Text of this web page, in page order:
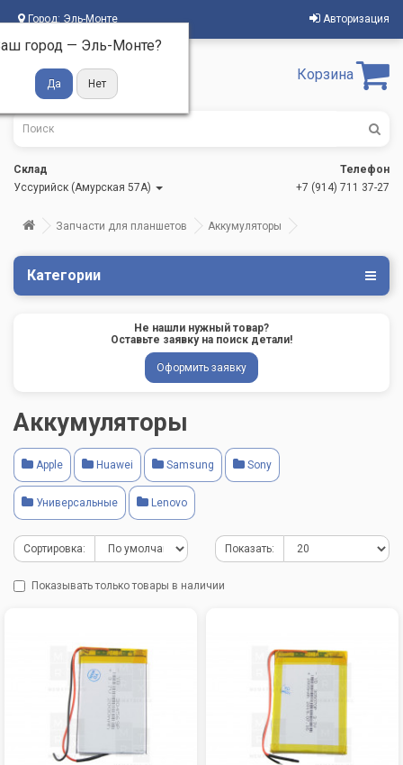
Город: Эль-Монте
город — Эль-Монте?
Авторизация
Корзина
Склад
Уссурийск (Амурская 57А)
Телефон
+7 (914) 711 37-27
Запчасти для планшетов Аккумуляторы
Категории
Не нашли нужный товар?
Оставьте заявку на поиск детали!
Оформить заявку
Аккумуляторы
Apple Huawei Samsung Sony
Универсальные Lenovo
Сортировка: Показать:
Показывать только товары в наличии